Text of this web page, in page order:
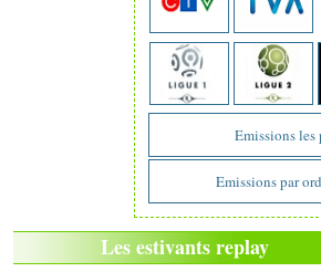
Emissions les
Emissions par
Les estivants replay